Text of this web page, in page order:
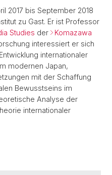
2017 bis September 2018
zu Gast. Er ist Professor
Studies der
Komazawa
interessiert er sich
internationaler
modernen Japan,
mit der Schaffung
Bewusstseins im
Analyse der
internationaler